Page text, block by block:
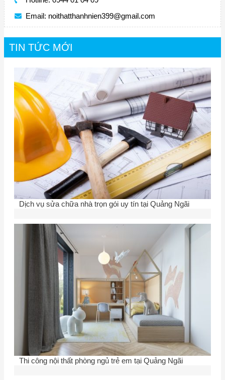
Email: noithatthanhnien399@gmail.com
TIN TỨC MỚI
Dịch vụ sửa chữa nhà trọn gói uy tín tại Quảng Ngãi
Thi công nội thất phòng ngủ trẻ em tại Quảng Ngãi